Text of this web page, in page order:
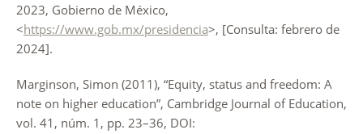
2023, Gobierno de México,
<https://www.gob.mx/presidencia>, [Consulta: febrero de
2024].
Marginson, Simon (2011), “Equity, status and freedom: A
note on higher education”, Cambridge Journal of Education,
vol. 41, núm. 1, pp. 23–36, DOI: